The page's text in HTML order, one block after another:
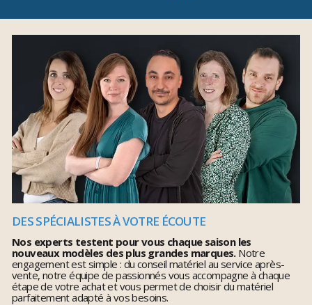
DES SPÉCIALISTES À VOTRE ÉCOUTE
Nos experts testent pour vous chaque saison les
nouveaux modèles des plus grandes marques.Notre
engagement est simple : du conseil matériel au service après-
vente, notre équipe de passionnés vous accompagne à chaque
étape de votre achat et vous permet de choisir du matériel
parfaitement adapté à vos besoins.